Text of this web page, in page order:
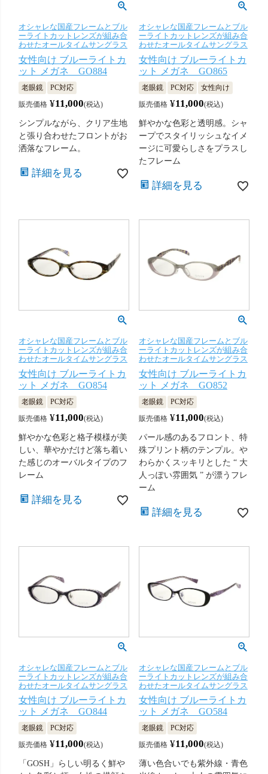
オシャレな国産フレームとブル
ーライトカットレンズが組み合
わせたオールタイムサングラス
女性向け ブルーライトカ
ット メガネ GO884
老眼鏡
PC対応
販売価格 ¥11,000 税込
シンプルながら、クリア生地
と張り合わせたフロントがお
洒落なフレーム。
詳細を見る
オシャレな国産フレームとブル
ーライトカットレンズが組み合
わせたオールタイムサングラス
女性向け ブルーライトカ
ット メガネ GO865
老眼鏡 PC対応
女性向け
販売価格 ¥11,000 税込
鮮やかな色彩と透明感。シャ
ープでスタイリッシュなイメ
ージに可愛らしさをプラスし
たフレーム
詳細を見る
オシャレな国産フレームとブル
ーライトカットレンズが組み合
わせたオールタイムサングラス
女性向け ブルーライトカ
ット メガネ GO854
老眼鏡
PC対応
販売価格 ¥11,000 税込
鮮やかな色彩と格子模様が美
しい、華やかだけど落ち着い
た感じのオーバルタイプのフ
レーム
詳細を見る
オシャレな国産フレームとブル
ーライトカットレンズが組み合
わせたオールタイムサングラス
女性向け ブルーライトカ
ット メガネ GO852
老眼鏡
PC対応
販売価格 ¥11,000 税込
パール感のあるフロント、特
殊プリント柄のテンプル。や
わらかくスッキリとした “ 大
人っぽい雰囲気 ” が漂うフレ
ーム
詳細を見る
オシャレな国産フレームとブル
ーライトカットレンズが組み合
わせたオールタイムサングラス
女性向け ブルーライトカ
ット メガネ GO844
老眼鏡
PC対応
販売価格 ¥11,000 税込
「GOSH」らしい明るく鮮や
オシャレな国産フレームとブル
ーライトカットレンズが組み合
わせたオールタイムサングラス
女性向け ブルーライトカ
ット メガネ GO584
老眼鏡
PC対応
販売価格 ¥11,000 税込
薄い色合いでも紫外線・青色